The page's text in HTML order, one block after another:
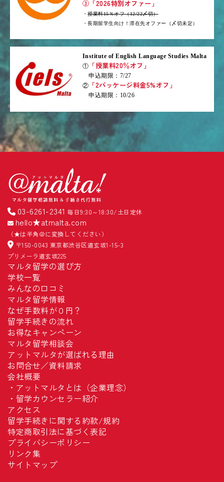
③「2026特別オファー」
・授業料15％オフ（12/22〆切）
・長期留学生向け！滞在先オファー（〆切未定）
Institute of English Language Studies Malta
① 「授業料20％オフ」
申込期限：7/27
② 「2パッケージ料金5%オフ」
申込期限：10/26
03-6261-2341 毎日9:30～18:30/土日定休
hello★atmalta.com
（★は半角＠に変換してください）
〒150-0043 東京都渋谷区道玄坂1-15-3
プリメーラ道玄坂225
マルタ留学の選び方
学校一覧
みんなの口コミ
マルタ留学情報
なぜ手数料が０円？
留学手続きの流れ
お得なキャンペーン
マルタ留学相談会
アットマルタが選ばれる理由
お問合せ／資料請求
会社概要
・ アットマルタとは（企業理念）
・ 留学カウンセラー紹介
アクセス
留学手続きに関する約款/規約
特定商取引法に基づく表記
プライバシーポリシー
リンク集
サイトマップ